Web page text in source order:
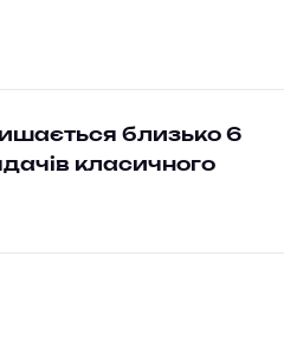
близько 6
класичного